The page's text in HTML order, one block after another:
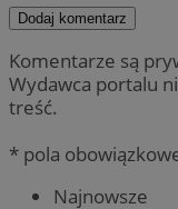
Dodaj komentarz
Komentarze są
Wydawca portalu
treść.
* pola
Najnowsze